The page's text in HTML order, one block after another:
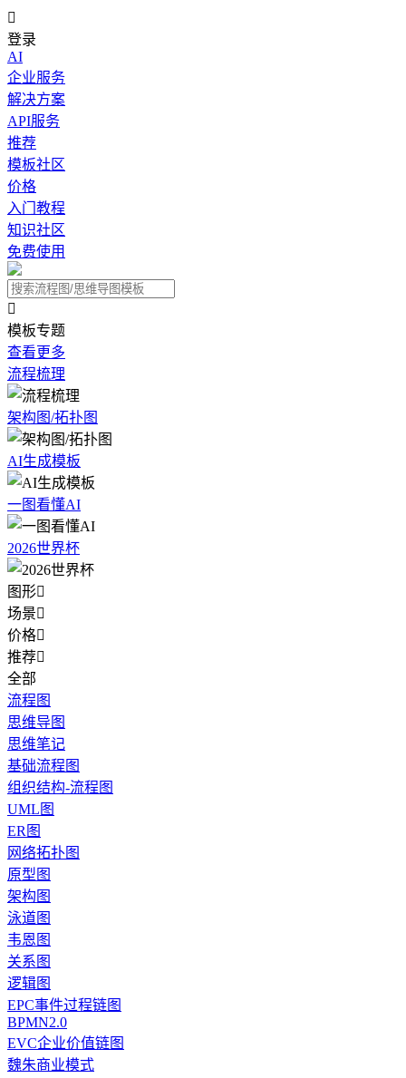

登录
AI
企业服务
解决方案
API服务
推荐
模板社区
价格
入门教程
知识社区
免费使用

模板专题
查看更多
流程梳理
架构图/拓扑图
AI生成模板
一图看懂AI
2026世界杯
图形
场景
价格
推荐
全部
流程图
思维导图
思维笔记
基础流程图
组织结构-流程图
UML图
ER图
网络拓扑图
原型图
架构图
泳道图
韦恩图
关系图
逻辑图
EPC事件过程链图
BPMN2.0
EVC企业价值链图
魏朱商业模式